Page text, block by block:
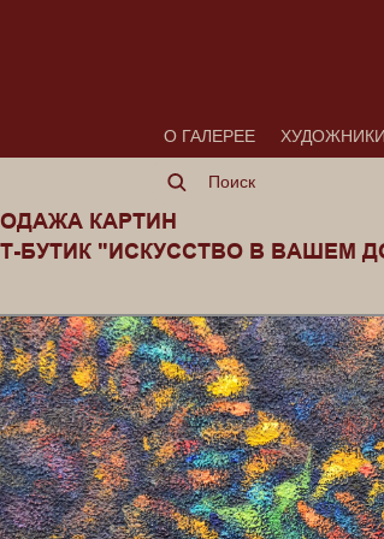
О ГАЛЕРЕЕ ХУДОЖНИКИ
КАРТИН
БУТИК "ИСКУССТВО В ВАШЕМ